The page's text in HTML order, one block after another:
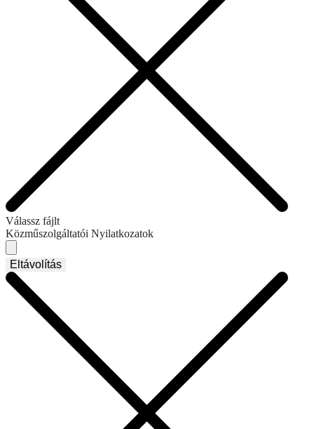
Válassz fájlt
Közműszolgáltatói Nyilatkozatok
Eltávolítás